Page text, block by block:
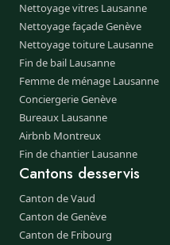
Nettoyage vitres Lausanne
Nettoyage façade Genève
Nettoyage toiture Lausanne
Fin de bail Lausanne
Femme de ménage Lausanne
Conciergerie Genève
Bureaux Lausanne
Airbnb Montreux
Fin de chantier Lausanne
Cantons desservis
Canton de Vaud
Canton de Genève
Canton de Fribourg